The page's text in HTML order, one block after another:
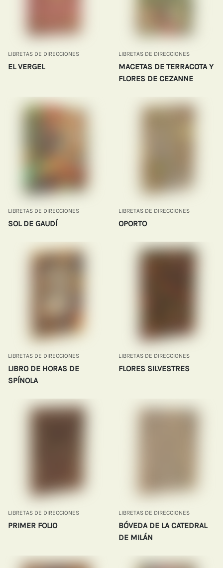
LIBRETAS DE DIRECCIONES
EL VERGEL
LIBRETAS DE DIRECCIONES
MACETAS DE TERRACOTA Y
FLORES DE CEZANNE
LIBRETAS DE DIRECCIONES
SOL DE GAUDÍ
LIBRETAS DE DIRECCIONES
OPORTO
LIBRETAS DE DIRECCIONES
LIBRO DE HORAS DE
SPÍNOLA
LIBRETAS DE DIRECCIONES
FLORES SILVESTRES
LIBRETAS DE DIRECCIONES
PRIMER FOLIO
LIBRETAS DE DIRECCIONES
BÓVEDA DE LA CATEDRAL
DE MILÁN